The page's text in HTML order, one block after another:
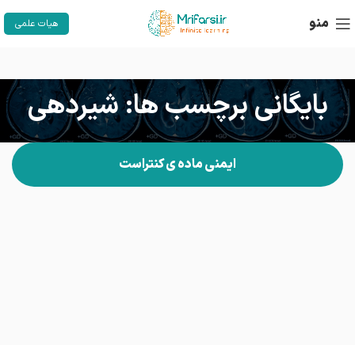
منو هیات علمی
بایگانی برچسب ها: شیردهی
ایمنی ماده ی کنتراست